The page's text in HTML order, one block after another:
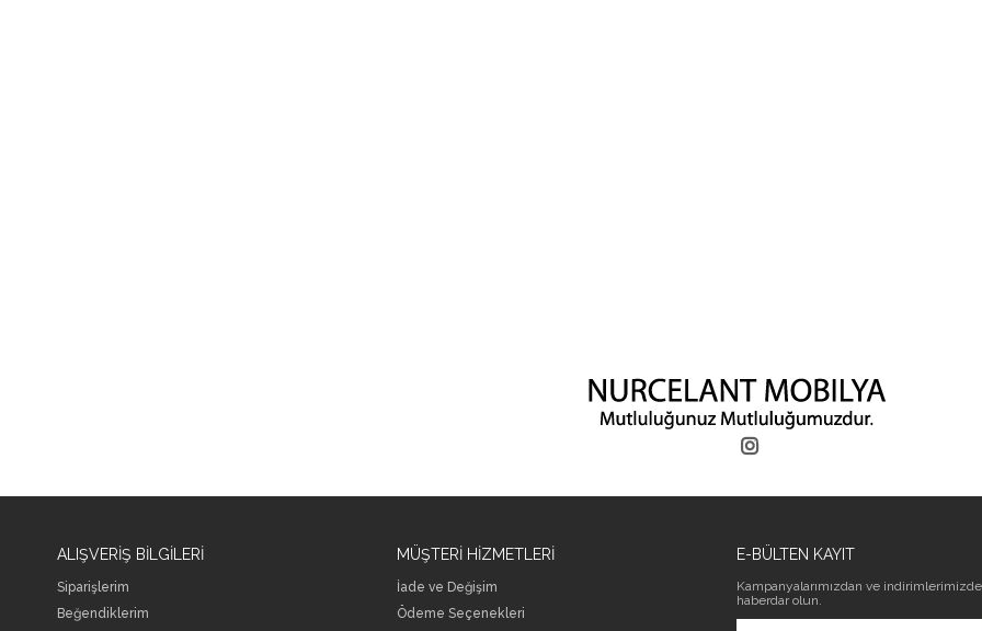
ALIŞVERİŞ BİLGİLERİ
Siparişlerim
Beğendiklerim
MÜŞTERİ HİZMETLERİ
İade ve Değişim
Ödeme Seçenekleri
E-BÜLTEN KAYIT
Kampanyalarımızdan ve
haberdar olun.